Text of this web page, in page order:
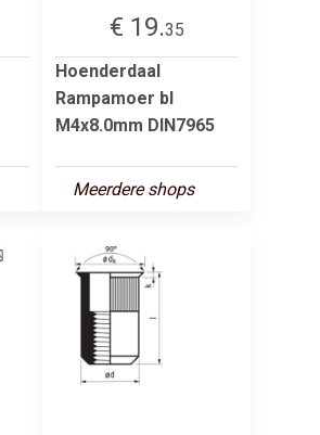
€ 19.35
Hoenderdaal
Rampamoer bl
M4x8.0mm DIN7965
Meerdere shops